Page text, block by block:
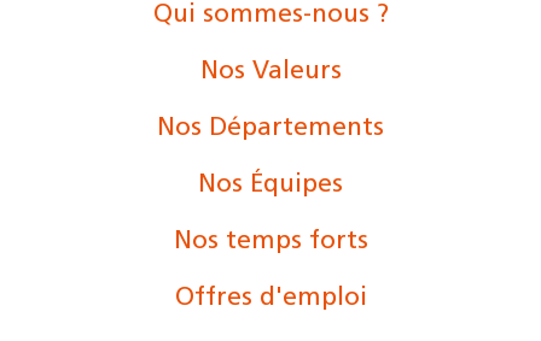
Qui sommes-nous ?
Nos Valeurs
Nos Départements
Nos Équipes
Nos temps forts
Offres d'emploi